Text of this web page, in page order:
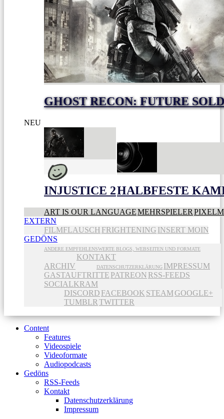
GHOST RECON: FUTURE
NEU
INJUSTICE 2HALBFESTE
ART IS OUR LANGUAGEMEHRSPIELER
EXTERN
FILMFLAUSCH FRIGHTENING INSERT MOIN
GEDÖNS
ANDERE EMPFEHLENSWERTE BLOGS, WEBSEITEN UND FORMATE
ARCHIV
KONTAKT
DATENSCHUTZERKLÄRUNG IMPRESSUM
GASTAUFTRITTE PATREON RSS-FEEDS
SOCIALKRAM
DISCORD FACEBOOK STEAMGOOGLE+
TUMBLR TWITTER
Content
Features
Videospiele
Videoformate
Audiopodcasts
Gedöns
RSS-Feeds
Kontakt
Datenschutzerklärung
Impressum